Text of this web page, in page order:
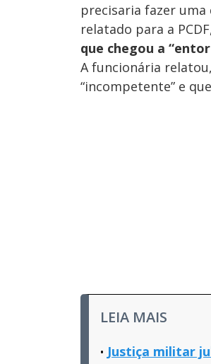
precisaria fazer uma
relatado para a
que chegou a
A funcionária
“incompetente” e
LEIA MAIS
Justiça militar